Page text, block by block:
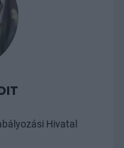
Hivatal